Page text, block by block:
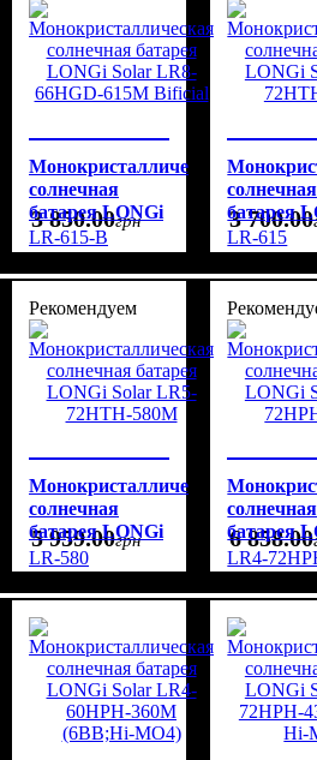
Монокристаллическая
солнечная
батарея LONGi
Solar LR8-
66HGD-615M
Bificial
LR-615-B
3 850.00грн
солнечная
батарея
Solar LR7-
72HTH-
LR-615
3 700.00
Рекомендуем
Монокристаллическая
солнечная
батарея LONGi
Solar LR5-
72HTH-580M
LR-580
5 959.00грн
солнечная
батарея
Solar
72HPH-
LR4-
6 858.00